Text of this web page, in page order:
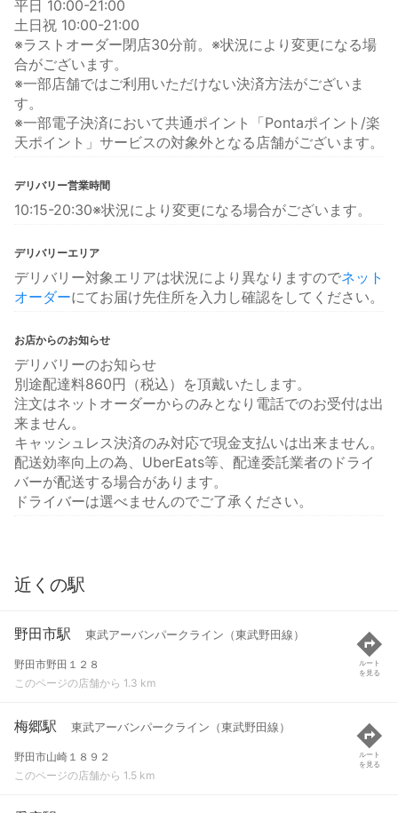
平日 10:00-21:00
土日祝 10:00-21:00
※ラストオーダー閉店30分前。※状況により変更になる場
合がございます。
※一部店舗ではご利用いただけない決済方法がございま
す。
※一部電子決済において共通ポイント「Pontaポイント/楽
天ポイント」サービスの対象外となる店舗がございます。
デリバリー営業時間
10:15-20:30※状況により変更になる場合がございます。
デリバリーエリア
デリバリー対象エリアは状況により異なりますのでネット
オーダーにてお届け先住所を入力し確認をしてください。
お店からのお知らせ
デリバリーのお知らせ
別途配達料860円（税込）を頂戴いたします。
注文はネットオーダーからのみとなり電話でのお受付は出
来ません。
キャッシュレス決済のみ対応で現金支払いは出来ません。
配送効率向上の為、UberEats等、配達委託業者のドライ
バーが配送する場合があります。
ドライバーは選べませんのでご了承ください。
近くの駅
野田市駅 東武アーバンパークライン（東武野田線）
野田市野田１２８
このページの店舗から 1.3 km
ルート
を見る
梅郷駅 東武アーバンパークライン（東武野田線）
野田市山崎１８９２
このページの店舗から 1.5 km
ルート
を見る